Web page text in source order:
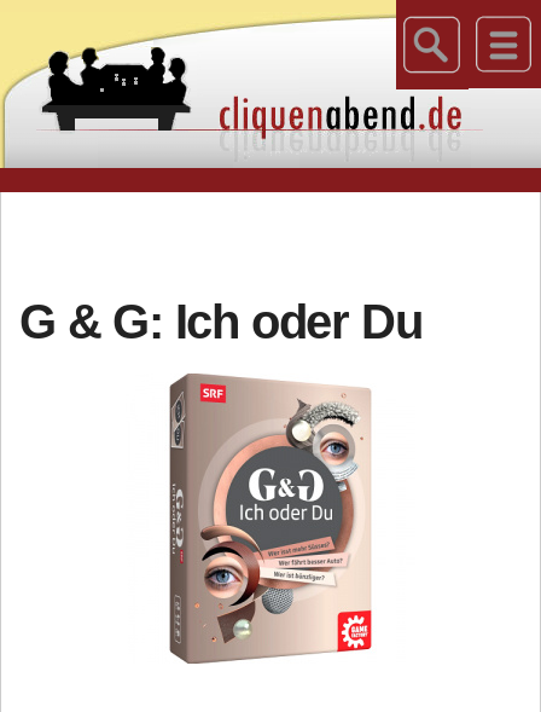
G & G: Ich oder Du